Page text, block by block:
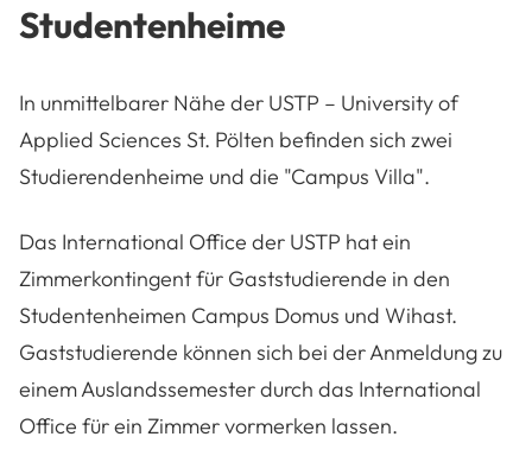
Studentenheime
In unmittelbarer Nähe der USTP – University of
Applied Sciences St. Pölten befinden sich zwei
Studierendenheime und die "Campus Villa".
Das International Office der USTP hat ein
Zimmerkontingent für Gaststudierende in den
Studentenheimen Campus Domus und Wihast.
Gaststudierende können sich bei der Anmeldung zu
einem Auslandssemester durch das International
Office für ein Zimmer vormerken lassen.